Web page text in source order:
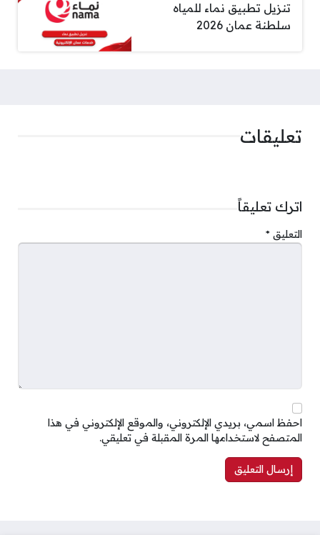
تنزيل تطبيق نماء للمياه
سلطنة عمان 2026
تعليقات
اترك تعليقاً
التعليق *
احفظ اسمي، بريدي الإلكتروني، والموقع الإلكتروني في هذا
المتصفح لاستخدامها المرة المقبلة في تعليقي.